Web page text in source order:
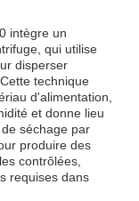
intègre un
qui utilise
disperser
technique
d'alimentation,
et donne lieu
séchage par
produire des
contrôlées,
requises dans